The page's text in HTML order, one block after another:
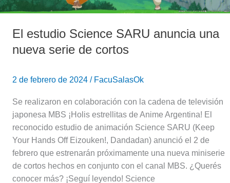
El estudio Science SARU anuncia una
nueva serie de cortos
2 de febrero de 2024 / FacuSalasOk
Se realizaron en colaboración con la cadena de televisión
japonesa MBS ¡Holis estrellitas de Anime Argentina! El
reconocido estudio de animación Science SARU (Keep
Your Hands Off Eizouken!, Dandadan) anunció el 2 de
febrero que estrenarán próximamente una nueva miniserie
de cortos hechos en conjunto con el canal MBS. ¿Querés
conocer más? ¡Seguí leyendo! Science
cortos